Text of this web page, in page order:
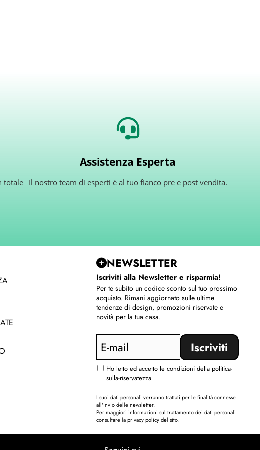
totale
Assistenza Esperta
Il nostro team di esperti è al tuo fianco pre e post vendita.
NEWSLETTER
Iscriviti alla Newsletter e risparmia!
Per te subito un codice sconto sul tuo prossimo
acquisto. Rimani aggiornato sulle ultime
tendenze di design, promozioni riservate e
novità per la tua casa.
Ho letto ed accetto le condizioni della politica-
sulla-riservatezza
I suoi dati personali verranno trattati per le finalità connesse
all'invio delle newsletter.
Per maggiori informazioni sul trattamento dei dati personali
consultare la privacy policy del sito.